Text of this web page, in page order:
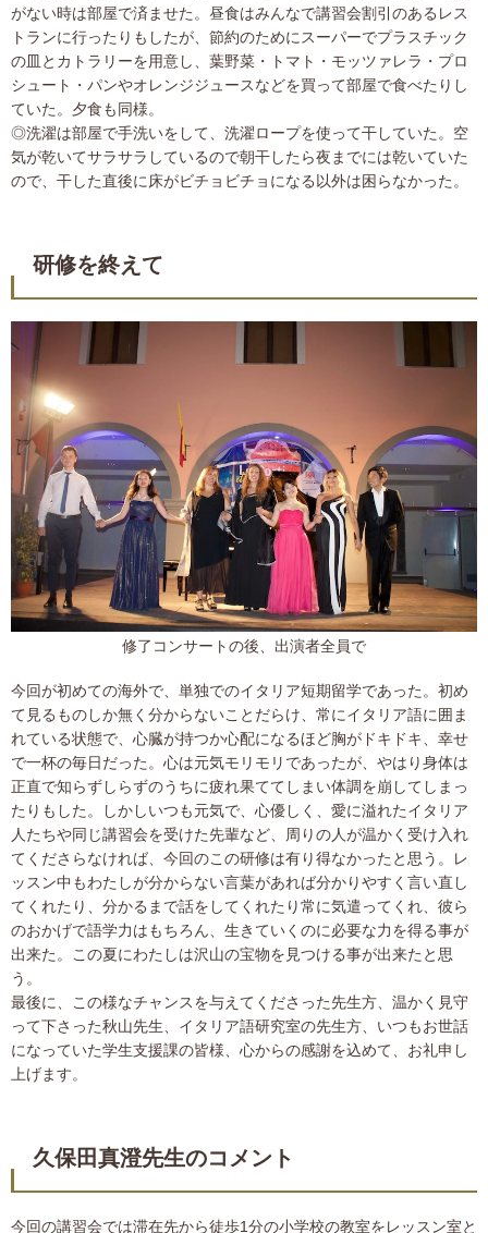
がない時は部屋で済ませた。昼食はみんなで講習会割引のあるレス
トランに行ったりもしたが、節約のためにスーパーでプラスチック
の皿とカトラリーを用意し、葉野菜・トマト・モッツァレラ・プロ
シュート・パンやオレンジジュースなどを買って部屋で食べたりし
ていた。夕食も同様。
◎洗濯は部屋で手洗いをして、洗濯ロープを使って干していた。空
気が乾いてサラサラしているので朝干したら夜までには乾いていた
ので、干した直後に床がビチョビチョになる以外は困らなかった。
研修を終えて
修了コンサートの後、出演者全員で
今回が初めての海外で、単独でのイタリア短期留学であった。初め
て見るものしか無く分からないことだらけ、常にイタリア語に囲ま
れている状態で、心臓が持つか心配になるほど胸がドキドキ、幸せ
で一杯の毎日だった。心は元気モリモリであったが、やはり身体は
正直で知らずしらずのうちに疲れ果ててしまい体調を崩してしまっ
たりもした。しかしいつも元気で、心優しく、愛に溢れたイタリア
人たちや同じ講習会を受けた先輩など、周りの人が温かく受け入れ
てくださらなければ、今回のこの研修は有り得なかったと思う。レ
ッスン中もわたしが分からない言葉があれば分かりやすく言い直し
てくれたり、分かるまで話をしてくれたり常に気遣ってくれ、彼ら
のおかげで語学力はもちろん、生きていくのに必要な力を得る事が
出来た。この夏にわたしは沢山の宝物を見つける事が出来たと思
う。
最後に、この様なチャンスを与えてくださった先生方、温かく見守
って下さった秋山先生、イタリア語研究室の先生方、いつもお世話
になっていた学生支援課の皆様、心からの感謝を込めて、お礼申し
上げます。
久保田真澄先生のコメント
今回の講習会では滞在先から徒歩1分の小学校の教室をレッスン室と